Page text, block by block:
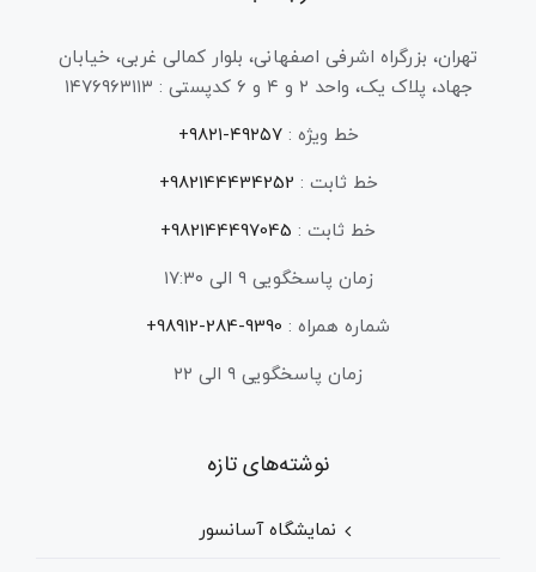
تهران، بزرگراه اشرفی اصفهانی، بلوار کمالی غربی، خیابان
جهاد، پلاک یک، واحد ۲ و ۴ و ۶ کدپستی : ۱۴۷۶۹۶۳۱۱۳
خط ویژه :۴۹۲۵۷-۹۸۲۱+
خط ثابت : 982144434252+
خط ثابت : 982144497045+
زمان پاسخگویی ۹ الی ۱۷:۳۰
شماره همراه : 9390-284-98912+
زمان پاسخگویی ۹ الی ۲۲
نوشته‌های تازه
نمایشگاه آسانسور